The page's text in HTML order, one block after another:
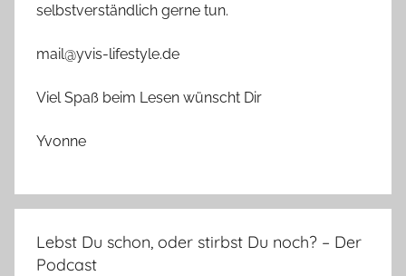
selbstverständlich gerne tun.
mail@yvis-lifestyle.de
Viel Spaß beim Lesen wünscht Dir
Yvonne
Lebst Du schon, oder stirbst Du noch? – Der
Podcast